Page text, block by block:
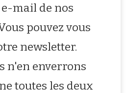
mail de nos
pouvez vous
newsletter.
n'en enverrons
toutes les deux